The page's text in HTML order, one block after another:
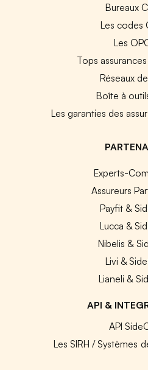
Bureaux
Les codes
Les
Tops
Réseaux
Boîte à
Les garanties des
Experts-
Assureurs
Payfit &
Lucca &
Nibelis &
Livi &
Lianeli &
API &
API
Les SIRH / Systèmes